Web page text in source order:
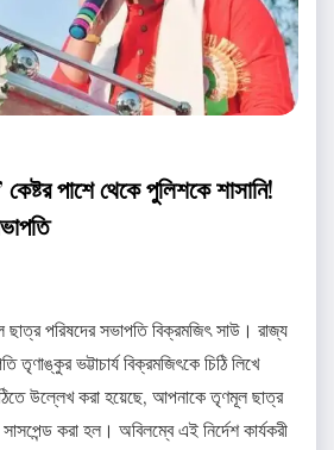
পাশে থেকে পুলিশকে শাসানি!
ছাত্র পরিষদের সভাপতি বিক্রমজিৎ সাউ। রাজ্য
ভট্টাচার্য বিক্রমজিৎকে চিঠি লিখে
উল্লেখ করা হয়েছে, আপনাকে তৃণমূল ছাত্র
করা হল। অবিলম্বে এই নির্দেশ কার্যকরী